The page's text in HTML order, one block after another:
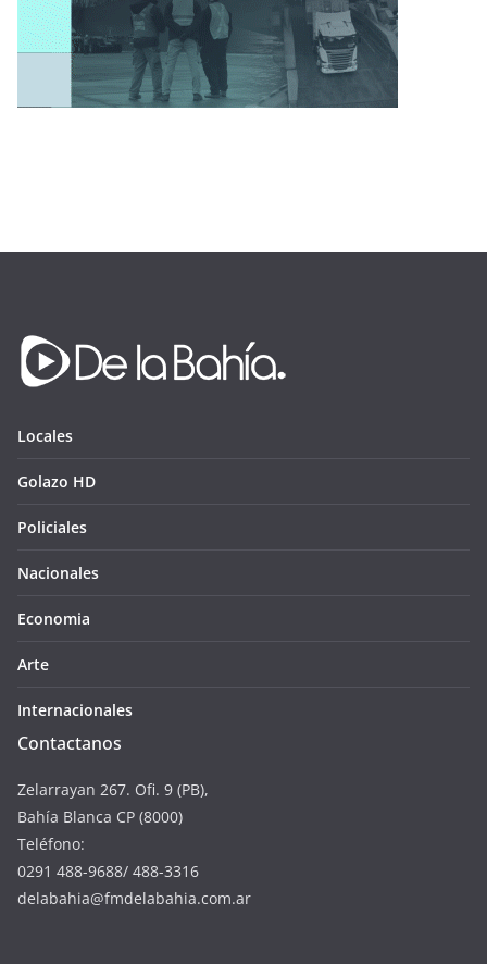
Locales
Golazo HD
Policiales
Nacionales
Economia
Arte
Internacionales
Contactanos
Zelarrayan 267. Ofi. 9 (PB),
Bahía Blanca CP (8000)
Teléfono:
0291 488-9688/ 488-3316
delabahia@fmdelabahia.com.ar